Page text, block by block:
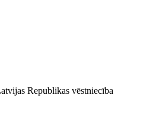
Republikas vēstniecība